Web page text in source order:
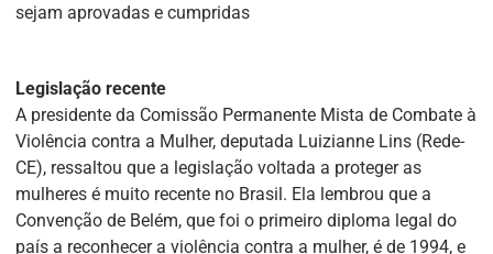
sejam aprovadas e cumpridas
Legislação recente
A presidente da Comissão Permanente Mista de Combate à
Violência contra a Mulher, deputada Luizianne Lins (Rede-
CE), ressaltou que a legislação voltada a proteger as
mulheres é muito recente no Brasil. Ela lembrou que a
Convenção de Belém, que foi o primeiro diploma legal do
país a reconhecer a violência contra a mulher, é de 1994, e